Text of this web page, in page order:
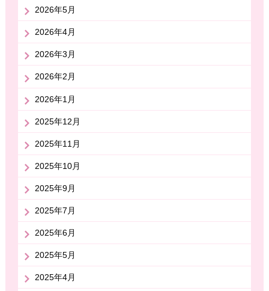
2026年5月
2026年4月
2026年3月
2026年2月
2026年1月
2025年12月
2025年11月
2025年10月
2025年9月
2025年7月
2025年6月
2025年5月
2025年4月